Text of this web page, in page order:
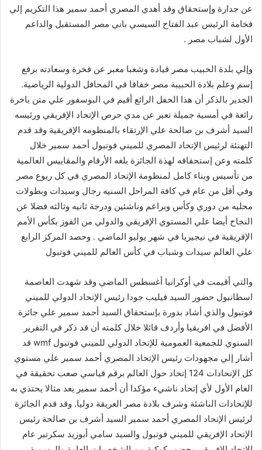
عن جدارة وإستحقاق وقد أهدي المصري أحمد سمير هذا التكريم إلي
فخامة الرئيس عبد الفتاح السيسي باني مصر المستقبل والداعم
الأول لشباب مصر .
وإلي بلدة الحبيب مصر قيادة وشعبا معبر عن فخرة وسعادته برفع
إسم وعلم بلادة الحبيبة مصر خفاقا في المحافل الدولية الرياضية.
الجدير بالذكر أن هذا الحفل الرائع أقيم في البوسفور علي متن باخرة
رائعة في أمسية جميلة تعبر عن مدي حرص الإتحاد الإفريقي ورئيسه
السيد أشرف بن صالحة علي الإرتقاء بالمنظومه الإفريقية وقد قدم
التهنئة لرئيس الإتحاد المصري للميني فوتبول أحمد سمير خلال
كلمته وعن إستحقاقه لهذة الجائزة بلغه الأرقام والمقاييس العالمية
من تأسيس وبناء كامل لمنظومة الإتحاد المصري في كل ربوع مصر
وفي أقل من عام في كافة المراحل السنيه رجال وسيدات وبطولات
محليه من دوري وكأس وبراعم وناشئين ودرجة ثانيه وثالثه فضلا عن
النجاح أيضا علي المستوي الإفريقي والدولي من الفوز بكأس الأمم
الإفريقية في نيجيريا في شهر يوليو الماضي . وحصد المركز الرابع
علي العالم سيدات وشباب في كأس العالم للميني فوتبول
والتي أقيمت في أوكرانيا أغسطس الماضي وقد شهدت العاصمة
اسطانبول حضور السيد فيليب جودا رئيس الإتحاد الدولي للميني
فوتبول والذي أشاد بدورة بإستحقاق السيد أحمد سمير علي جائزة
الأفضل في افريقيا وأردف قائلا خلال كلمته أن قد ذكر في التقرير
السنوي للجمعية العمومية للإتحاد الدولي للميني فوتبول wmf قد
أشار إلي مجهودات رئيس الإتحاد المصري أحمد سمير علي مستوي
كل الإتحادات 124 إتحاد حول العالم برقم قياسي صعب تحقيقة في
العام الأول لأي إتحاد ناشيء مؤكدا أن أحمد سمير يعد مثالا يحتذي به
للإتحادات الناشئة وشرف بلادة مصر العريقة دوليا. وقد قدم الجائزة
لرئيس الإتحاد المصري أحمد سمير السيد أشرف بن صالحة رئيس
الإتحاد الإفريقي للميني فوتبول والسيد سامي أبوزيد سكرتير عام